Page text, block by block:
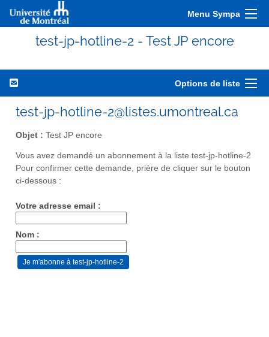
Menu Sympa
test-jp-hotline-2 - Test JP encore
Options de liste
test-jp-hotline-2@listes.umontreal.ca
Objet : Test JP encore
Vous avez demandé un abonnement à la liste test-jp-hotline-2
Pour confirmer cette demande, prière de cliquer sur le bouton
ci-dessous :
Votre adresse email :
Nom :